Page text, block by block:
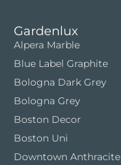
Gardenlux
Alpera Marble
Blue Label Graphite
Bologna Dark Grey
Bologna Grey
Boston Decor
Boston Uni
Downtown Anthracite